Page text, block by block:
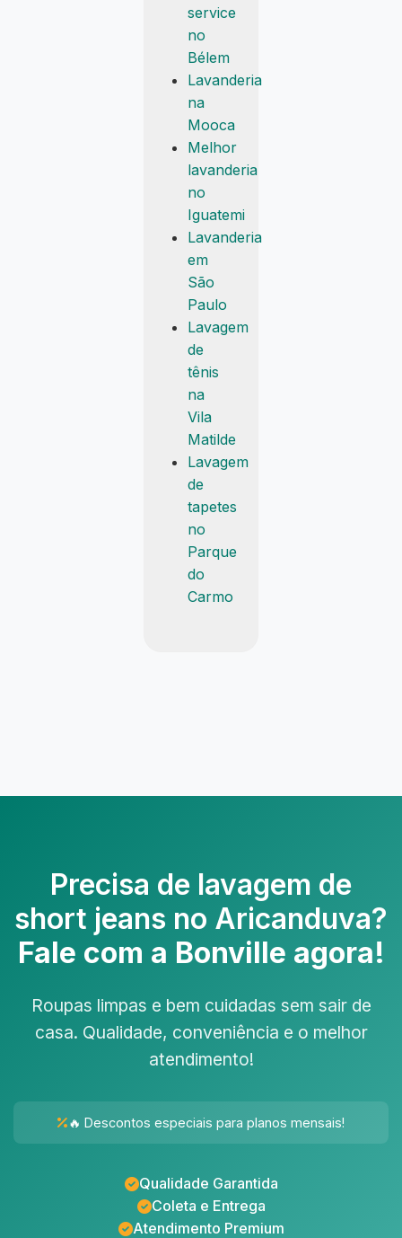
service
no
Bélem
Lavanderia
na
Mooca
Melhor
lavanderia
no
Iguatemi
Lavanderia
em
São
Paulo
Lavagem
de
tênis
na
Vila
Matilde
Lavagem
de
tapetes
no
Parque
do
Carmo
Precisa de lavagem de
short jeans no Aricanduva?
Fale com a Bonville agora!
Roupas limpas e bem cuidadas sem sair de
casa. Qualidade, conveniência e o melhor
atendimento!
🔥 Descontos especiais para planos mensais!
Qualidade Garantida
Coleta e Entrega
Atendimento Premium